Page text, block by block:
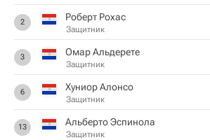
2 Роберт Рохас
Защитник
3 Омар Альдерете
Защитник
6 Хуниор Алонсо
Защитник
13 Альберто Эспинола
Защитник